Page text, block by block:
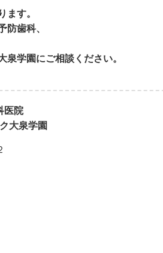
の低下につながります。その影響
ていた歯のトラブルが、休み明けに
しんで下さい！
ださい。
ます。
防歯科、
学園にご相談ください。
医院
大泉学園